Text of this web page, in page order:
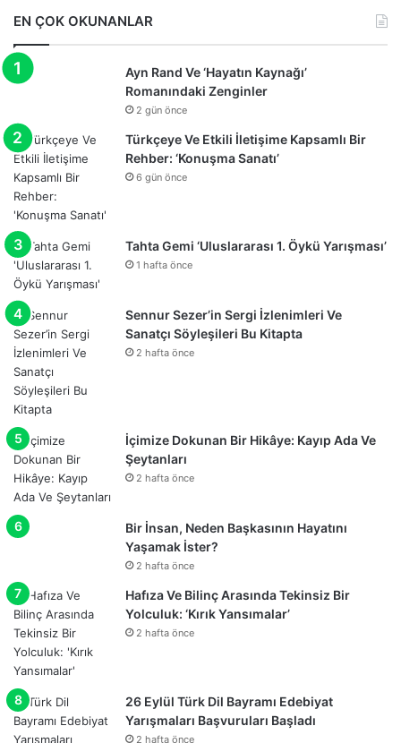
EN ÇOK OKUNANLAR
Ayn Rand Ve ‘Hayatın Kaynağı’
Romanındaki Zenginler
2 gün önce
Türkçeye Ve Etkili İletişime Kapsamlı Bir
Rehber: ‘Konuşma Sanatı’
6 gün önce
Tahta Gemi ‘Uluslararası 1. Öykü Yarışması’
1 hafta önce
Sennur Sezer’in Sergi İzlenimleri Ve
Sanatçı Söyleşileri Bu Kitapta
2 hafta önce
İçimize Dokunan Bir Hikâye: Kayıp Ada Ve
Şeytanları
2 hafta önce
Bir İnsan, Neden Başkasının Hayatını
Yaşamak İster?
2 hafta önce
Hafıza Ve Bilinç Arasında Tekinsiz Bir
Yolculuk: ‘Kırık Yansımalar’
2 hafta önce
26 Eylül Türk Dil Bayramı Edebiyat
Yarışmaları Başvuruları Başladı
2 hafta önce